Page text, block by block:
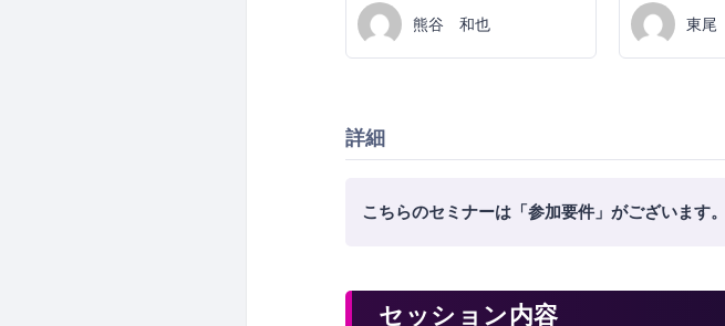
熊谷 和也 東尾
詳細
こちらのセミナーは「参加要件」がございます
セッション内容